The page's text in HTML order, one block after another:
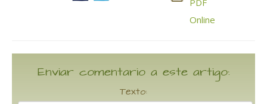
Enviar comentario a este artigo:
Texto: